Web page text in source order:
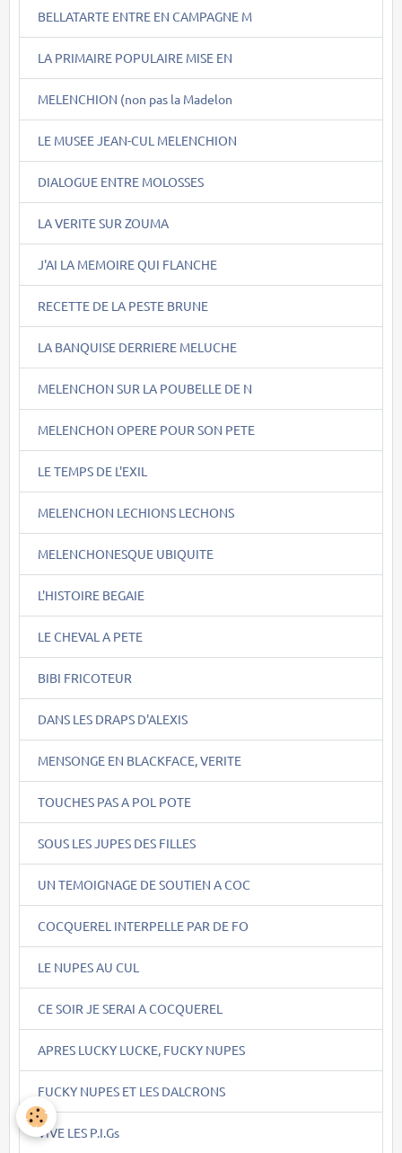
BELLATARTE ENTRE EN CAMPAGNE M
LA PRIMAIRE POPULAIRE MISE EN
MELENCHION (non pas la Madelon
LE MUSEE JEAN-CUL MELENCHION
DIALOGUE ENTRE MOLOSSES
LA VERITE SUR ZOUMA
J'AI LA MEMOIRE QUI FLANCHE
RECETTE DE LA PESTE BRUNE
LA BANQUISE DERRIERE MELUCHE
MELENCHON SUR LA POUBELLE DE N
MELENCHON OPERE POUR SON PETE
LE TEMPS DE L'EXIL
MELENCHON LECHIONS LECHONS
MELENCHONESQUE UBIQUITE
L'HISTOIRE BEGAIE
LE CHEVAL A PETE
BIBI FRICOTEUR
DANS LES DRAPS D'ALEXIS
MENSONGE EN BLACKFACE, VERITE
TOUCHES PAS A POL POTE
SOUS LES JUPES DES FILLES
UN TEMOIGNAGE DE SOUTIEN A COC
COCQUEREL INTERPELLE PAR DE FO
LE NUPES AU CUL
CE SOIR JE SERAI A COCQUEREL
APRES LUCKY LUCKE, FUCKY NUPES
FUCKY NUPES ET LES DALCRONS
VIVE LES P.I.Gs